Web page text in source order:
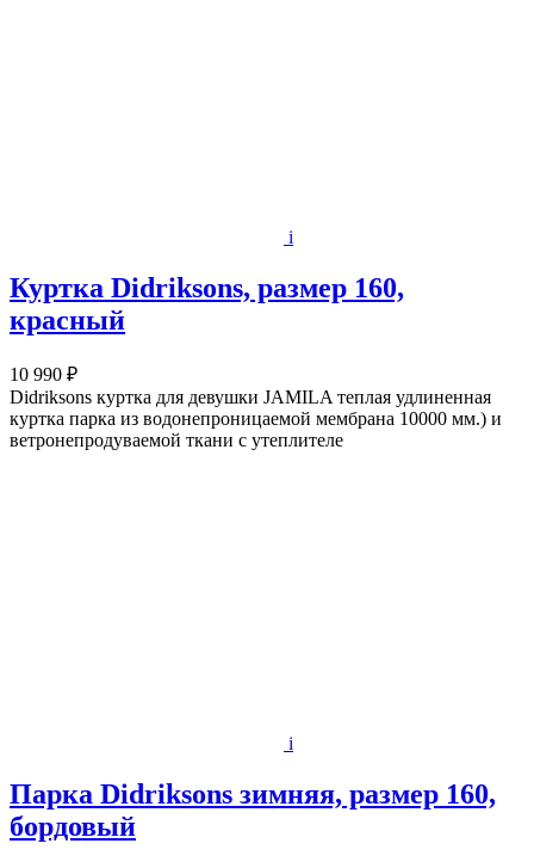
i
Куртка Didriksons, размер 160,
красный
10 990 ₽
Didriksons куртка для девушки JAMILA теплая удлиненная
куртка парка из водонепроницаемой мембрана 10000 мм.) и
ветронепродуваемой ткани с утеплителе
i
Парка Didriksons зимняя, размер 160,
бордовый